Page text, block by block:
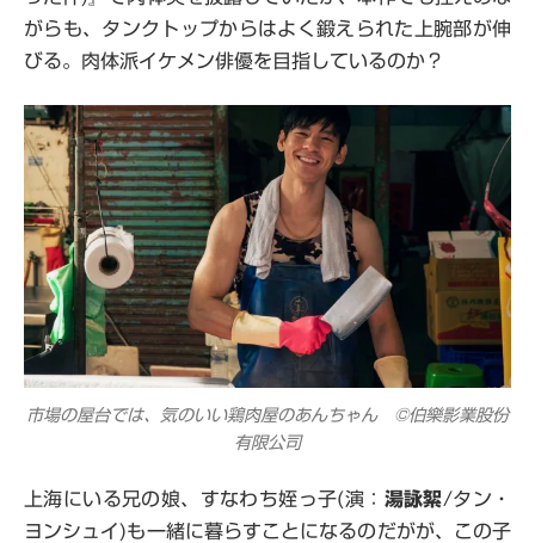
がらも、タンクトップからはよく鍛えられた上腕部が伸
びる。肉体派イケメン俳優を目指しているのか？
市場の屋台では、気のいい鶏肉屋のあんちゃん ©伯樂影業股份
有限公司
上海にいる兄の娘、すなわち姪っ子(演： 湯詠絮/タン・
ヨンシュイ)も一緒に暮らすことになるのだがが、この子